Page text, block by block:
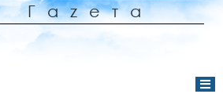
Гаzета